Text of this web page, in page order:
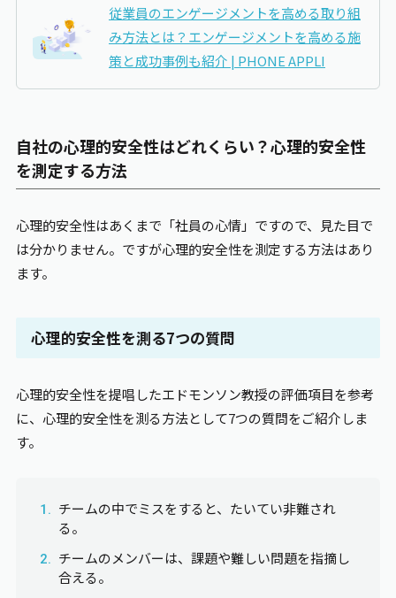
従業員のエンゲージメントを高める取り組
み方法とは？エンゲージメントを高める施
策と成功事例も紹介 | PHONE APPLI
自社の心理的安全性はどれくらい？心理的安全性
を測定する方法
心理的安全性はあくまで「社員の心情」ですので、見た目で
は分かりません。ですが心理的安全性を測定する方法はあり
ます。
心理的安全性を測る7つの質問
心理的安全性を提唱したエドモンソン教授の評価項目を参考
に、心理的安全性を測る方法として7つの質問をご紹介しま
す。
チームの中でミスをすると、たいてい非難され
る。
チームのメンバーは、課題や難しい問題を指摘し
合える。